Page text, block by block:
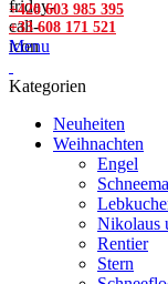
+420 603 985 395
+33 608 171 521
Menu
Kategorien
Neuheiten
Weihnachten
Engel
Nikolaus
Rentier
Stern